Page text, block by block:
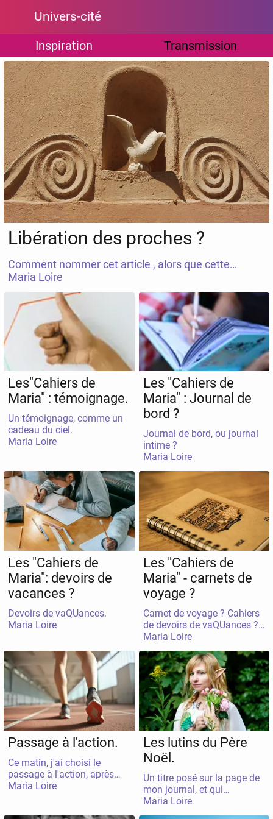
Univers-cité
Inspiration
Transmission
Maria Loire
Libération des proches ?
Comment nommer cet article , alors que cette
thématique revient sur le devant de la scène
intensément.Aujourd'hui je vous livre l'extrait de mon
Journal intime d'une Mus'éveilleuse.
Maria Loire
Les"Cahiers de
Maria" : témoignage.
Un témoignage, comme un
cadeau du ciel.
Maria Loire
Les "Cahiers de
Maria" : Journal de
bord ?
Journal de bord, ou journal
intime ?
Maria Loire
Les "Cahiers de
Maria": devoirs de
vacances ?
Devoirs de vaQUances.
Maria Loire
Les "Cahiers de
Maria" - carnets de
voyage ?
Carnet de voyage ? Cahiers
de devoirs de vaQUances ?
Journal de bord ?- un mix de
tout ceci, que j’ai intitulé «
les Cahiers de Maria » et qui
ont beoins de chacune et
chacune pour sortir de mes
tiroirs, symboliques, puisque
si vous me connaissez un
peu, vous savez que j’écris,
directement. à l’ordinateur.
Et quelle prétention
d’ailleurs. 😀, puisque je me
mets à disposition de plus
grand que moi, je suis
simplement la scripte de
service.., les scribes
Maria Loire
Passage à l'action.
Ce matin, j'ai choisi le
passage à l'action, après
des jours de procrastination.
Maria Loire
Les lutins du Père
Noël.
Un titre posé sur la page de
mon journal, et qui
attendait, se laissant
repousser par de nouveaux